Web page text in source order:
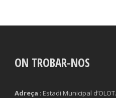
ON TROBAR-NOS
Adreça : Estadi Municipal